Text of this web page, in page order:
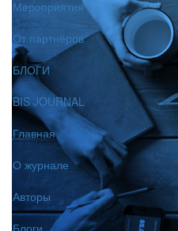
Мероприятия
От партнёров
БЛОГИ
BIS JOURNAL
Главная
О журнале
Авторы
Блоги